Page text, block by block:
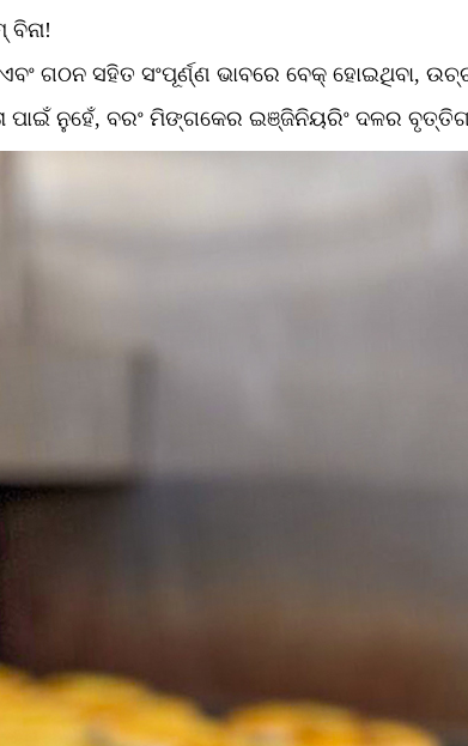
ଗଠନ ସହିତ ସଂପୂର୍ଣ୍ଣ ଭାବରେ ବେକ୍ ହୋଇଥିବା,
ନୁହେଁ, ବରଂ ମିଙ୍ଗକେର ଇଞ୍ଜିନିୟରିଂ ଦଳର